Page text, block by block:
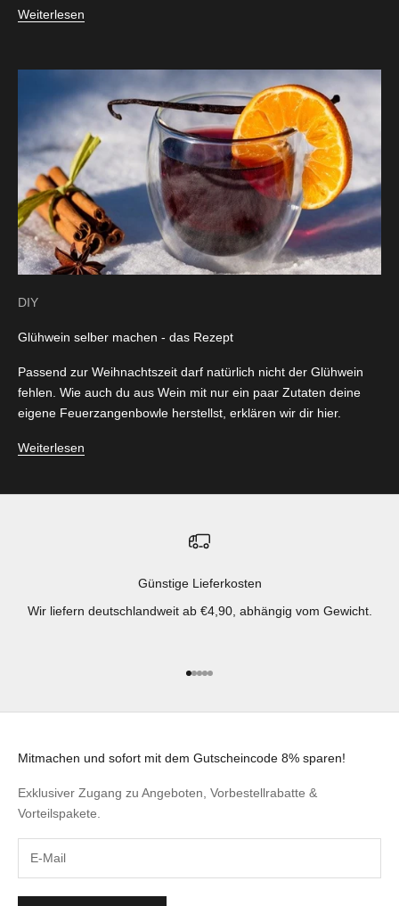
Weiterlesen
DIY
Glühwein selber machen - das Rezept
Passend zur Weihnachtszeit darf natürlich nicht der Glühwein
fehlen. Wie auch du aus Wein mit nur ein paar Zutaten deine
eigene Feuerzangenbowle herstellst, erklären wir dir hier.
Weiterlesen
Günstige Lieferkosten
Wir liefern deutschlandweit ab €4,90, abhängig vom Gewicht.
Gehe zu Element 1
Gehe zu Element 2
Gehe zu Element 3
Gehe zu Element 4
Gehe zu Element 5
Mitmachen und sofort mit dem Gutscheincode 8% sparen!
Exklusiver Zugang zu Angeboten, Vorbestellrabatte &
Vorteilspakete.